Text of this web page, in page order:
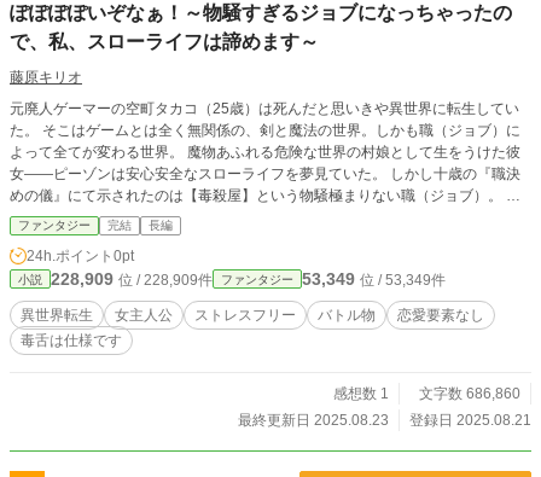
ぽぽぽぽいぞなぁ！～物騒すぎるジョブになっちゃったの
で、私、スローライフは諦めます～
藤原キリオ
元廃人ゲーマーの空町タカコ（25歳）は死んだと思いきや異世界に転生してい
た。 そこはゲームとは全く無関係の、剣と魔法の世界。しかも職（ジョブ）に
よって全てが変わる世界。 魔物あふれる危険な世界の村娘として生をうけた彼
女――ピーゾンは安心安全なスローライフを夢見ていた。 しかし十歳の『職決
めの儀』にて示されたのは【毒殺屋】という物騒極まりない職（ジョブ）。 し
かも固有職（ユニークジョブ）という歴史的に未知の職（ジョブ）だった。 ス
ローライフを諦めざるを得ない状況となったピーゾンは、嫌々ながらも冒険者と
なる事を決意する。 目指すは王都。そして国に囲われない自由な生活。暗殺者
とか、国の暗部とか絶対嫌です！ そしてピーゾンの元には次から次へと厄介事
と愉快なパーティーメンバーが集まってくる。 果たして彼女の元にいつかスロ
ーライフは訪れるのか（多分ムリです）
ファンタジー 完結 長編
24h.ポイント 0pt
小説 228,909 位 / 228,909件 ファンタジー 53,349 位 / 53,349件
異世界転生 女主人公 ストレスフリー バトル物
恋愛要素なし
毒舌は仕様です
感想数 1
文字数 686,860
最終更新日 2025.08.23
登録日 2025.08.21